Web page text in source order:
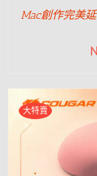
Mac創作完美
大特賣